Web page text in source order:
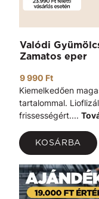
Valódi
Zamatos eper
9 990 Ft
Kiemelkedően
tartalommal.
frissességért....
KOSÁRBA